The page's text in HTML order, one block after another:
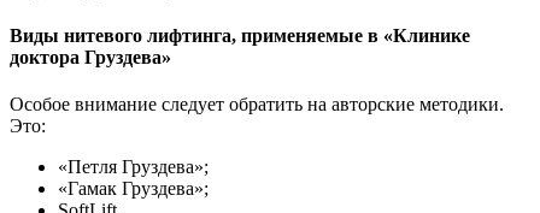
Виды нитевого лифтинга, применяемые в «Клинике
доктора Груздева»
Особое внимание следует обратить на авторские методики.
Это:
«Петля Груздева»;
«Гамак Груздева»;